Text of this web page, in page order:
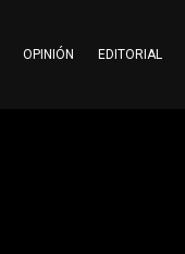
OPINIÓN EDITORIAL